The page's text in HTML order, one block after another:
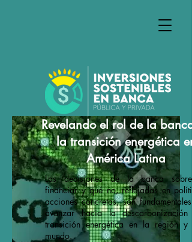
Revelando el rol de la banca
la transición energética en
América Latina
Las decisiones de la banca sobre
financiar y qué no, reflejadas en
acciones concretas, son fundamentales
avanzar hacia la
transición energética en la región y
mundo.